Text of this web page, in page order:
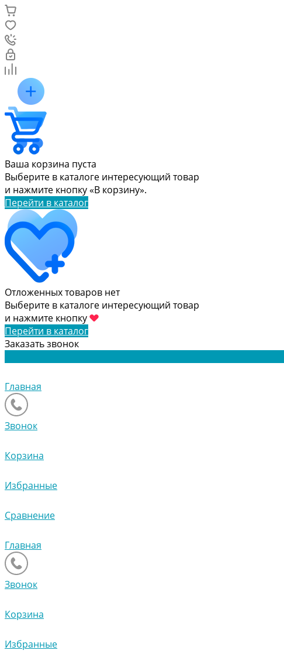
Ваша корзина пуста
Выберите в каталоге интересующий товар
и нажмите кнопку «В корзину».
Перейти в каталог
Отложенных товаров нет
Выберите в каталоге интересующий товар
и нажмите кнопку
Перейти в каталог
Заказать звонок
Главная
Звонок
Корзина
Избранные
Сравнение
Главная
Звонок
Корзина
Избранные